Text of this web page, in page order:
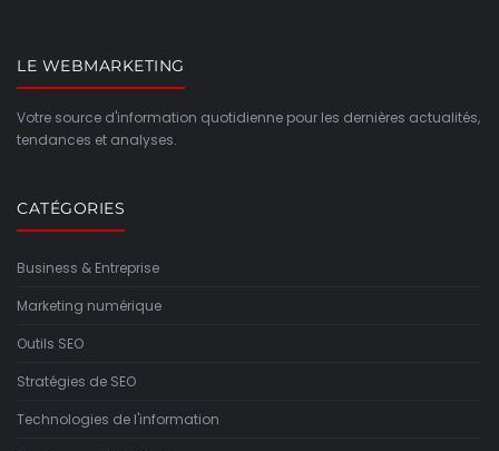
LE WEBMARKETING
Votre source d'information quotidienne pour les dernières actualités,
tendances et analyses.
CATÉGORIES
Business & Entreprise
Marketing numérique
Outils SEO
Stratégies de SEO
Technologies de l'information